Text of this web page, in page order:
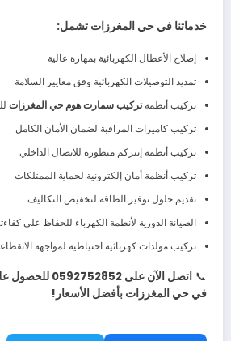
خدماتنا في حي المغرزات تشمل:
إصلاح الأعطال الكهربائية بمهارة عالية
تمديد التوصيلات الكهربائية وفق معايير السلامة
تركيب أنظمةتركيب سمارت هوم حي المغرزات
تركيب كاميرات المراقبة لضمان الأمان الكامل
تركيب أنظمة إنتركم متطورة للاتصال الداخلي
تركيب أنظمة أمان إلكترونية لحماية الممتلكات
تقديم حلول توفير الطاقة لتخفيض التكاليف
الصيانة الدورية لأنظمة الكهرباء للحفاظ على
تركيب مولدات كهربائية احتياطية لمواجهة
📞
اتصل الآن على
في حي المغرزات بأفضل الأسعار!